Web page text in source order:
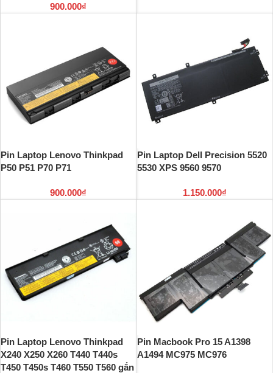
900.000₫
Pin Laptop Lenovo Thinkpad
P50 P51 P70 P71
900.000₫
Pin Laptop Dell Precision 5520
5530 XPS 9560 9570
1.150.000₫
Pin Laptop Lenovo Thinkpad
X240 X250 X260 T440 T440s
T450 T450s T460 T550 T560 gắn
Pin Macbook Pro 15 A1398
A1494 MC975 MC976